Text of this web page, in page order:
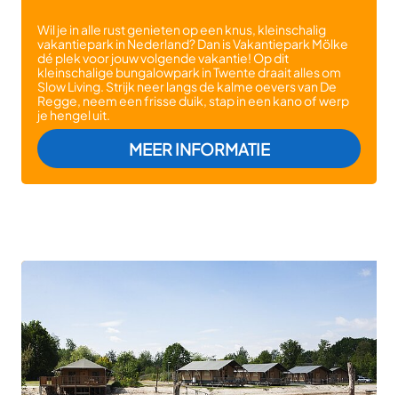
Wil je in alle rust genieten op een knus, kleinschalig
vakantiepark in Nederland? Dan is Vakantiepark Mölke
dé plek voor jouw volgende vakantie! Op dit
kleinschalige bungalowpark in Twente draait alles om
Slow Living. Strijk neer langs de kalme oevers van De
Regge, neem een frisse duik, stap in een kano of werp
je hengel uit.
MEER INFORMATIE: